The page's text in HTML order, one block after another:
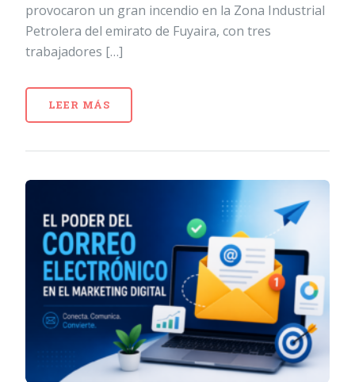
provocaron un gran incendio en la Zona Industrial
Petrolera del emirato de Fuyaira, con tres
trabajadores […]
LEER MÁS